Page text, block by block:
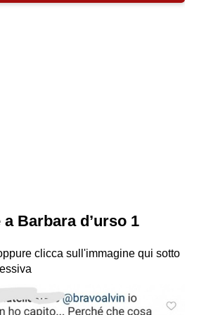
Barbara d’urso 1
clicca sull'immagine qui sotto